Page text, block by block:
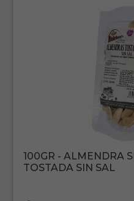
100GR - ALMENDRA
TOSTADA SIN SAL